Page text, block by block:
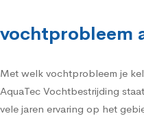
vochtprobleem
Met welk vochtprobleem je
AquaTec Vochtbestrijding
vele jaren ervaring op het